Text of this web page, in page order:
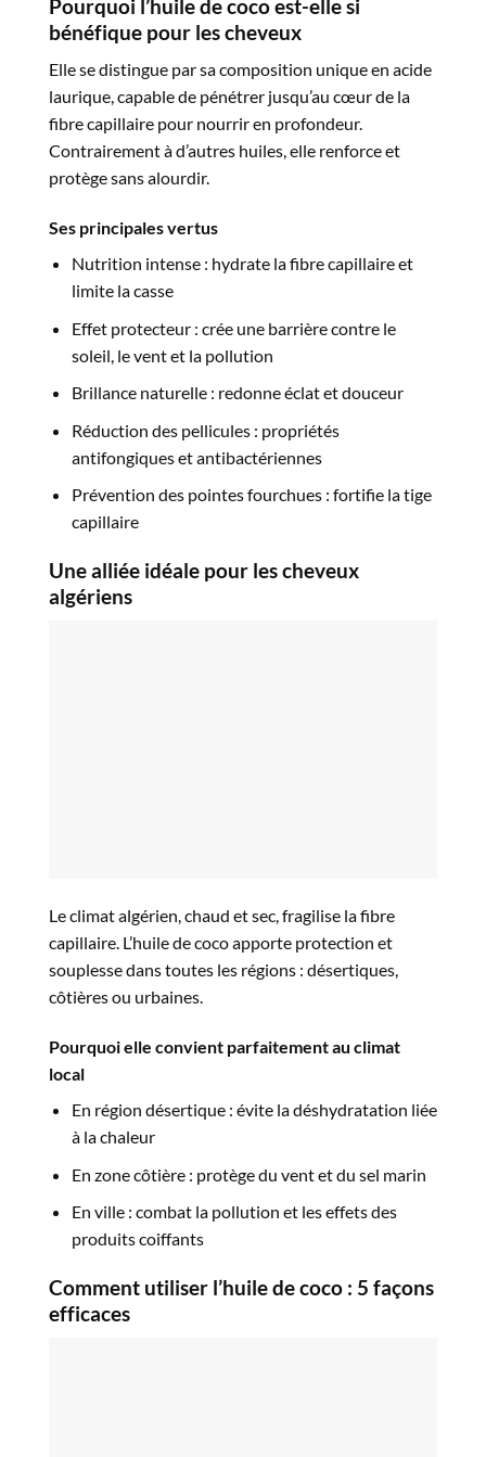
Pourquoi l’huile de coco est-elle si
bénéfique pour les cheveux
Elle se distingue par sa composition unique en acide
laurique, capable de pénétrer jusqu’au cœur de la
fibre capillaire pour nourrir en profondeur.
Contrairement à d’autres huiles, elle renforce et
protège sans alourdir.
Ses principales vertus
Nutrition intense : hydrate la fibre capillaire et
limite la casse
Effet protecteur : crée une barrière contre le
soleil, le vent et la pollution
Brillance naturelle : redonne éclat et douceur
Réduction des pellicules : propriétés
antifongiques et antibactériennes
Prévention des pointes fourchues : fortifie la tige
capillaire
Une alliée idéale pour les cheveux
algériens
Le climat algérien, chaud et sec, fragilise la fibre
capillaire. L’huile de coco apporte protection et
souplesse dans toutes les régions : désertiques,
côtières ou urbaines.
Pourquoi elle convient parfaitement au climat
local
En région désertique : évite la déshydratation liée
à la chaleur
En zone côtière : protège du vent et du sel marin
En ville : combat la pollution et les effets des
produits coiffants
Comment utiliser l’huile de coco : 5 façons
efficaces